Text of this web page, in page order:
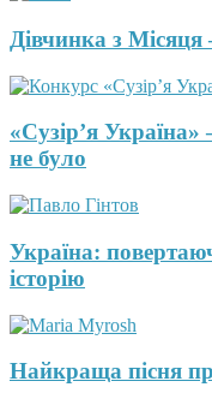
Дівчинка з Місяця
«Сузір’я
не було
Україна:
історію
Найкраща пісня